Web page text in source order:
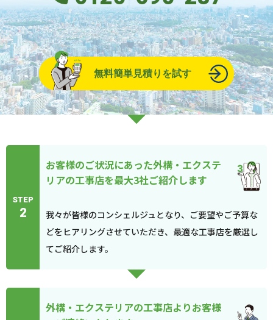
無料簡単見積りを試す
STEP
2
お客様のご状況にあった外構・エクステ
リアの工事店を最大3社ご紹介します
我々が皆様のコンシェルジュとなり、ご要望やご予算な
どをヒアリングさせていただき、最適な工事店を厳選し
てご紹介します。
外構・エクステリアの工事店よりお客様